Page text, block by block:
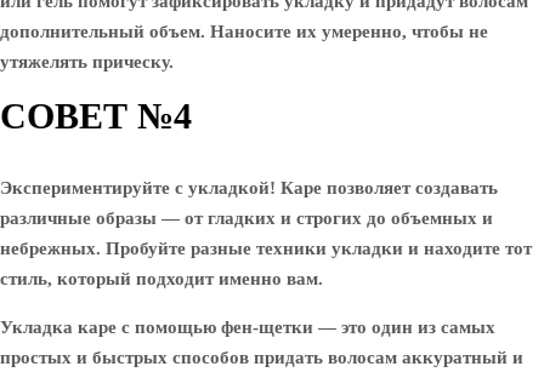
дополнительный объем. Наносите их умеренно, чтобы не
утяжелять прическу.
СОВЕТ №4
Экспериментируйте с укладкой! Каре позволяет создавать
различные образы — от гладких и строгих до объемных и
небрежных. Пробуйте разные техники укладки и находите тот
стиль, который подходит именно вам.
Укладка каре с помощью фен-щетки — это один из самых
простых и быстрых способов придать волосам аккуратный и